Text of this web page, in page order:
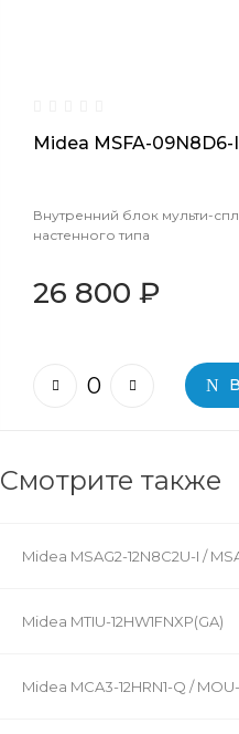
Midea MSFA-09N8D6-I
Внутренний блок мульти-
настенного типа
26 800 ₽
Смотрите также
Midea MSAG2-12N8C2U-I /
Midea MTIU-12HW1FNXP(GA)
Midea MCA3-12HRN1-Q /